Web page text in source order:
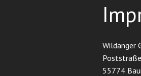
Wildanger
55774